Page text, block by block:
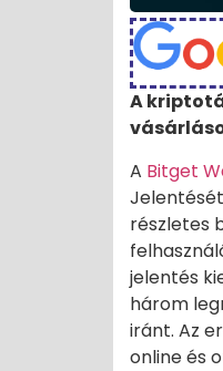
A
A Bitget
részletes
jelentés
három
iránt. Az
online és